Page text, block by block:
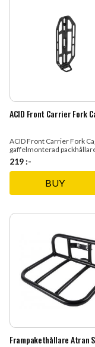
ACID Front Carrier Fork
ACID Front Carrier Fork
gaffelmonterad
Bikepacking
219 :-
BUY
Frampakethållare Atran